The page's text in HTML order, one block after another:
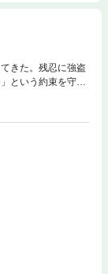
きた。残忍に強盗
という約束を守る
討の命を受けたの
げ浜に、隣の浜と
敗することができ